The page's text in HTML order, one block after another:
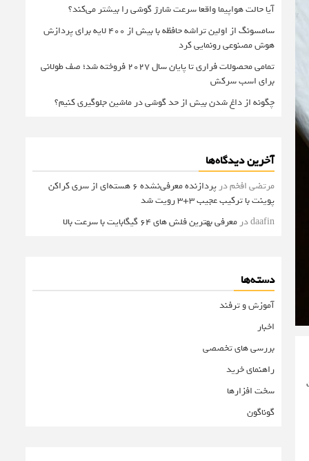
آیا حالت هواپیما واقعا سرعت شارژ گوشی را بیشتر می‌کند؟
سامسونگ از اولین تراشه حافظه با بیش از ۴۰۰ لایه برای پردازش
هوش مصنوعی رونمایی کرد
تمامی محصولات فراری تا پایان سال ۲۰۲۷ فروخته شد؛ صف طولانی
برای اسب سرکش
چگونه از داغ شدن بیش از حد گوشی در ماشین جلوگیری کنیم؟
آخرین دیدگاه‌ها
مرتضی افخمدر
پردازنده معرفی‌نشده 6 هسته‌ای از سری کراکن
پوینت با ترکیب عجیب 3+3 رویت شد
daafinدر معرفی بهترین فلش های 64 گیگابایت با سرعت بالا
دسته‌ها
آموزش و ترفند
اخبار
بررسی های تخصصی
راهنمای خرید
سخت افزارها
گوناگون